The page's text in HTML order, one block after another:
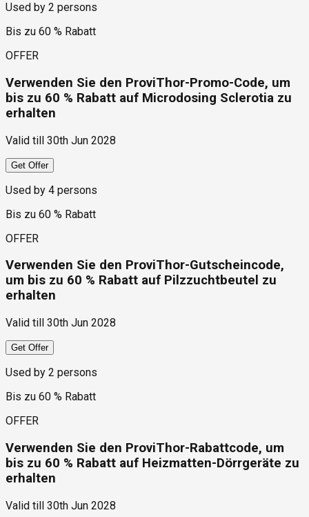
Used by 2 persons
Bis zu 60 % Rabatt
OFFER
Verwenden Sie den ProviThor-Promo-Code, um
bis zu 60 % Rabatt auf Microdosing Sclerotia zu
erhalten
Valid till 30th Jun 2028
Get Offer
Used by 4 persons
Bis zu 60 % Rabatt
OFFER
Verwenden Sie den ProviThor-Gutscheincode,
um bis zu 60 % Rabatt auf Pilzzuchtbeutel zu
erhalten
Valid till 30th Jun 2028
Get Offer
Used by 2 persons
Bis zu 60 % Rabatt
OFFER
Verwenden Sie den ProviThor-Rabattcode, um
bis zu 60 % Rabatt auf Heizmatten-Dörrgeräte zu
erhalten
Valid till 30th Jun 2028